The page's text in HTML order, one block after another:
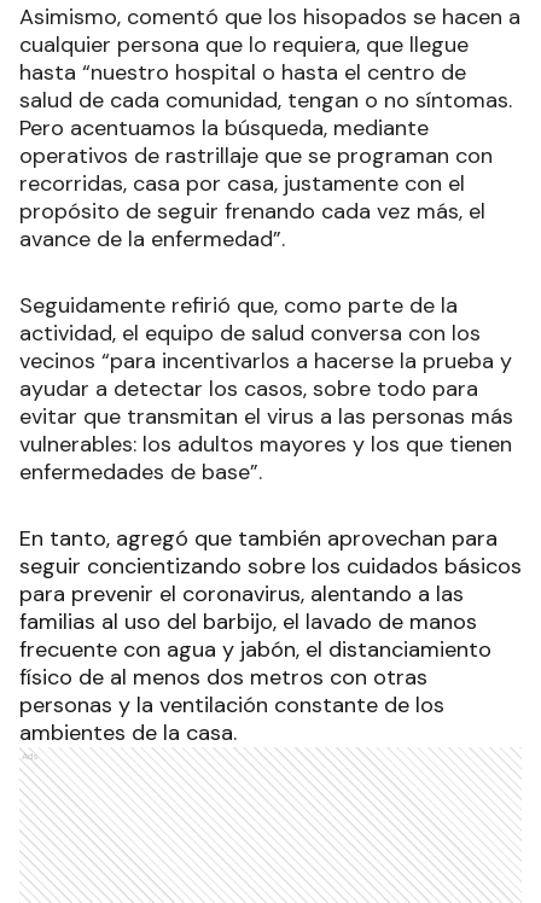
Asimismo, comentó que los hisopados se hacen a
cualquier persona que lo requiera, que llegue
hasta “nuestro hospital o hasta el centro de
salud de cada comunidad, tengan o no síntomas.
Pero acentuamos la búsqueda, mediante
operativos de rastrillaje que se programan con
recorridas, casa por casa, justamente con el
propósito de seguir frenando cada vez más, el
avance de la enfermedad”.
Seguidamente refirió que, como parte de la
actividad, el equipo de salud conversa con los
vecinos “para incentivarlos a hacerse la prueba y
ayudar a detectar los casos, sobre todo para
evitar que transmitan el virus a las personas más
vulnerables: los adultos mayores y los que tienen
enfermedades de base”.
En tanto, agregó que también aprovechan para
seguir concientizando sobre los cuidados básicos
para prevenir el coronavirus, alentando a las
familias al uso del barbijo, el lavado de manos
frecuente con agua y jabón, el distanciamiento
físico de al menos dos metros con otras
personas y la ventilación constante de los
ambientes de la casa.
Ads